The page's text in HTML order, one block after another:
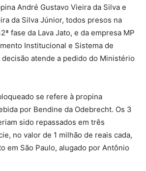
André Gustavo Vieira da Silva e
da Silva Júnior, todos presos na
fase da Lava Jato, e da empresa MP
Institucional e Sistema de
decisão atende a pedido do Ministério
se refere à propina
por Bendine da Odebrecht. Os 3
sido repassados em três
no valor de 1 milhão de reais cada,
em São Paulo, alugado por Antônio